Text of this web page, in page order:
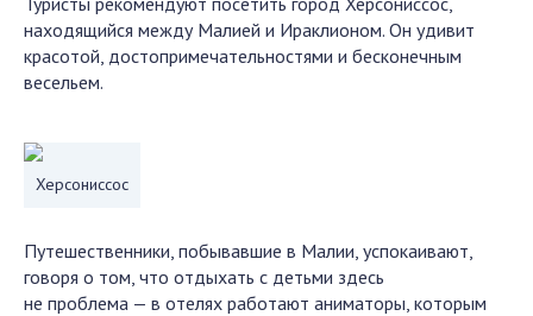
находящийся между Малией и Ираклионом. Он удивит
красотой, достопримечательностями и бесконечным
весельем.
Херсониссос
Путешественники, побывавшие в Малии, успокаивают,
говоря о том, что отдыхать с детьми здесь
не проблема — в отелях работают аниматоры, которым